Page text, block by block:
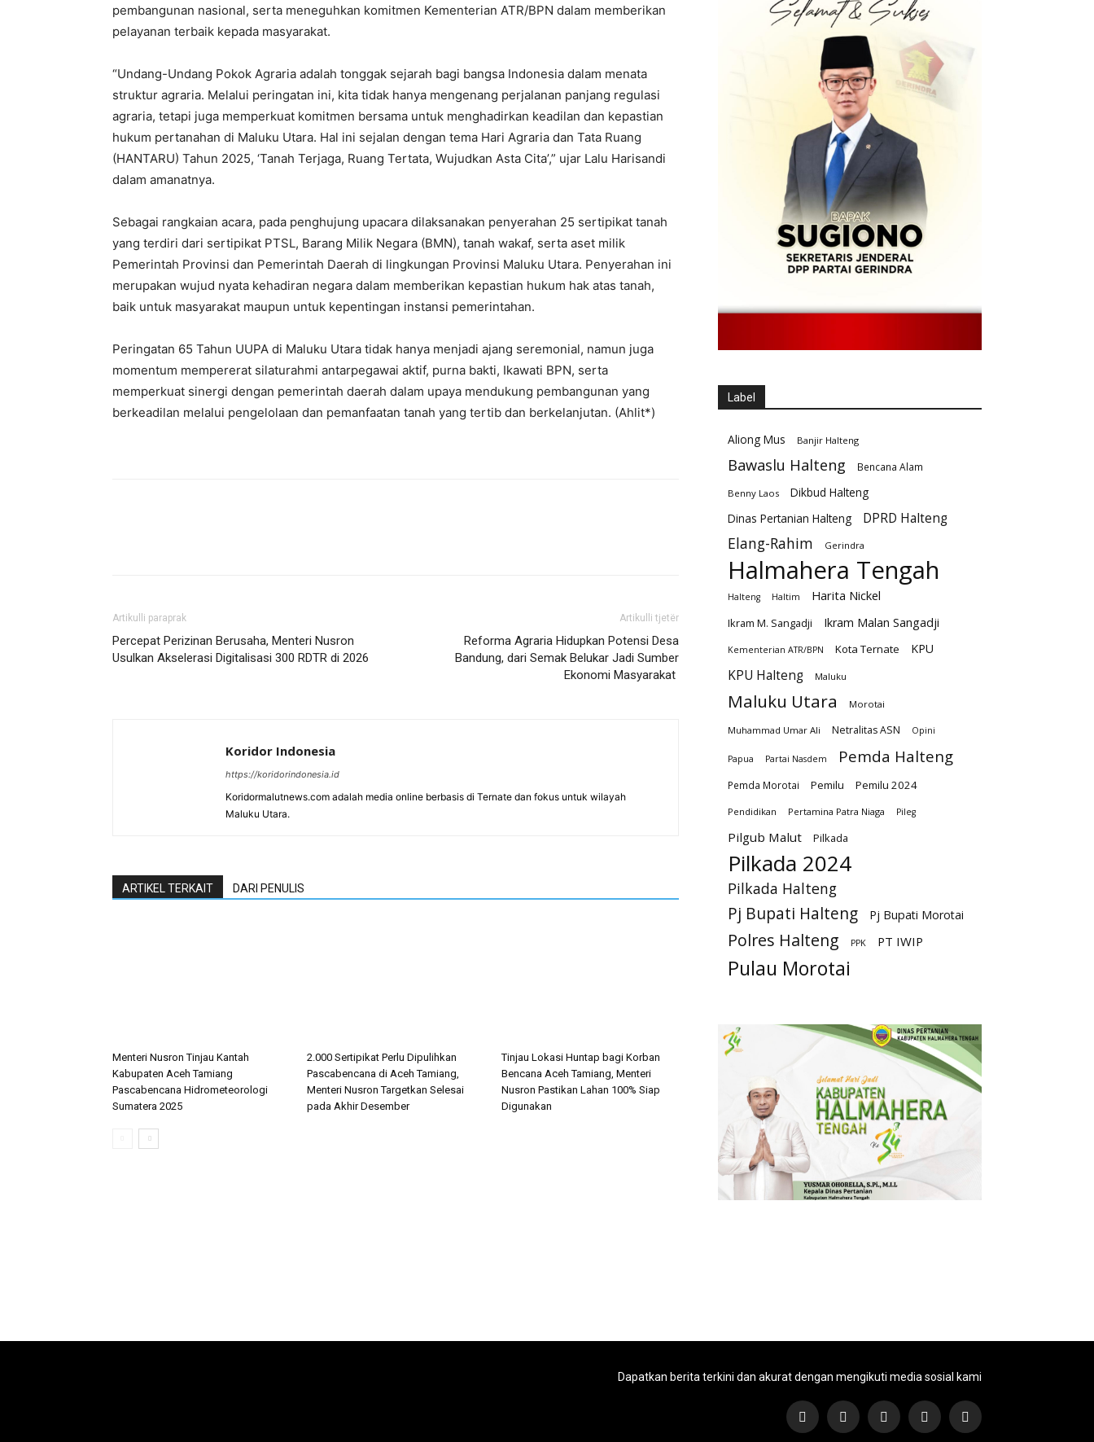
pembangunan nasional, serta meneguhkan komitmen Kementerian ATR/BPN dalam memberikan
pelayanan terbaik kepada masyarakat.
‎“Undang-Undang Pokok Agraria adalah tonggak sejarah bagi bangsa Indonesia dalam menata
struktur agraria. Melalui peringatan ini, kita tidak hanya mengenang perjalanan panjang regulasi
agraria, tetapi juga memperkuat komitmen bersama untuk menghadirkan keadilan dan kepastian
hukum pertanahan di Maluku Utara. Hal ini sejalan dengan tema Hari Agraria dan Tata Ruang
(HANTARU) Tahun 2025, ‘Tanah Terjaga, Ruang Tertata, Wujudkan Asta Cita’,” ujar Lalu Harisandi
dalam amanatnya.
‎Sebagai rangkaian acara, pada penghujung upacara dilaksanakan penyerahan 25 sertipikat tanah
yang terdiri dari sertipikat PTSL, Barang Milik Negara (BMN), tanah wakaf, serta aset milik
Pemerintah Provinsi dan Pemerintah Daerah di lingkungan Provinsi Maluku Utara. Penyerahan ini
merupakan wujud nyata kehadiran negara dalam memberikan kepastian hukum hak atas tanah,
baik untuk masyarakat maupun untuk kepentingan instansi pemerintahan.
‎Peringatan 65 Tahun UUPA di Maluku Utara tidak hanya menjadi ajang seremonial, namun juga
momentum mempererat silaturahmi antarpegawai aktif, purna bakti, Ikawati BPN, serta
memperkuat sinergi dengan pemerintah daerah dalam upaya mendukung pembangunan yang
berkeadilan melalui pengelolaan dan pemanfaatan tanah yang tertib dan berkelanjutan. (Ahlit*)
Artikulli paraprak
Percepat Perizinan Berusaha, Menteri Nusron
Usulkan Akselerasi Digitalisasi 300 RDTR di 2026 ‎
Artikulli tjetër
Reforma Agraria Hidupkan Potensi Desa
Bandung, dari Semak Belukar Jadi Sumber
Ekonomi Masyarakat ‎
Koridor Indonesia
https://koridorindonesia.id
Koridormalutnews.com adalah media online berbasis di Ternate dan fokus untuk wilayah
Maluku Utara.
ARTIKEL TERKAIT DARI PENULIS
Menteri Nusron Tinjau Kantah
Kabupaten Aceh Tamiang
Pascabencana Hidrometeorologi
Sumatera 2025
2.000 Sertipikat Perlu Dipulihkan
Pascabencana di Aceh Tamiang,
Menteri Nusron Targetkan Selesai
pada Akhir Desember
Tinjau Lokasi Huntap bagi Korban
Bencana Aceh Tamiang, Menteri
Nusron Pastikan Lahan 100% Siap
Digunakan
Label
Aliong Mus Banjir Halteng
Bawaslu Halteng Bencana Alam
Benny Laos
Dikbud Halteng
Dinas Pertanian Halteng
DPRD Halteng
Elang-Rahim Gerindra
Halmahera Tengah
Halteng Haltim Harita Nickel
Ikram M. Sangadji Ikram Malan Sangadji
Kementerian ATR/BPN Kota Ternate KPU
KPU Halteng Maluku
Maluku Utara Morotai
Muhammad Umar Ali Netralitas ASN Opini
Papua Partai Nasdem Pemda Halteng
Pemda Morotai Pemilu Pemilu 2024
Pendidikan Pertamina Patra Niaga Pileg
Pilgub Malut Pilkada
Pilkada 2024
Pilkada Halteng
Pj Bupati Halteng Pj Bupati Morotai
Polres Halteng PPK PT IWIP
Pulau Morotai
Dapatkan berita terkini dan akurat dengan mengikuti media sosial kami